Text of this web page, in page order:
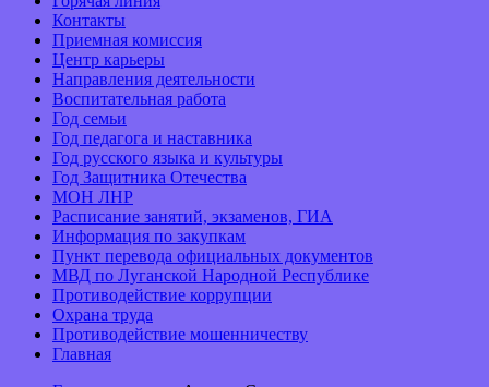
Контакты
Приемная комиссия
Центр карьеры
Направления деятельности
Воспитательная работа
Год семьи
Год педагога и наставника
Год русского языка и культуры
Год Защитника Отечества
МОН ЛНР
Расписание занятий, экзаменов, ГИА
Информация по закупкам
Пункт перевода официальных документов
МВД по Луганской Народной Республике
Противодействие коррупции
Охрана труда
Противодействие мошенничеству
Главная